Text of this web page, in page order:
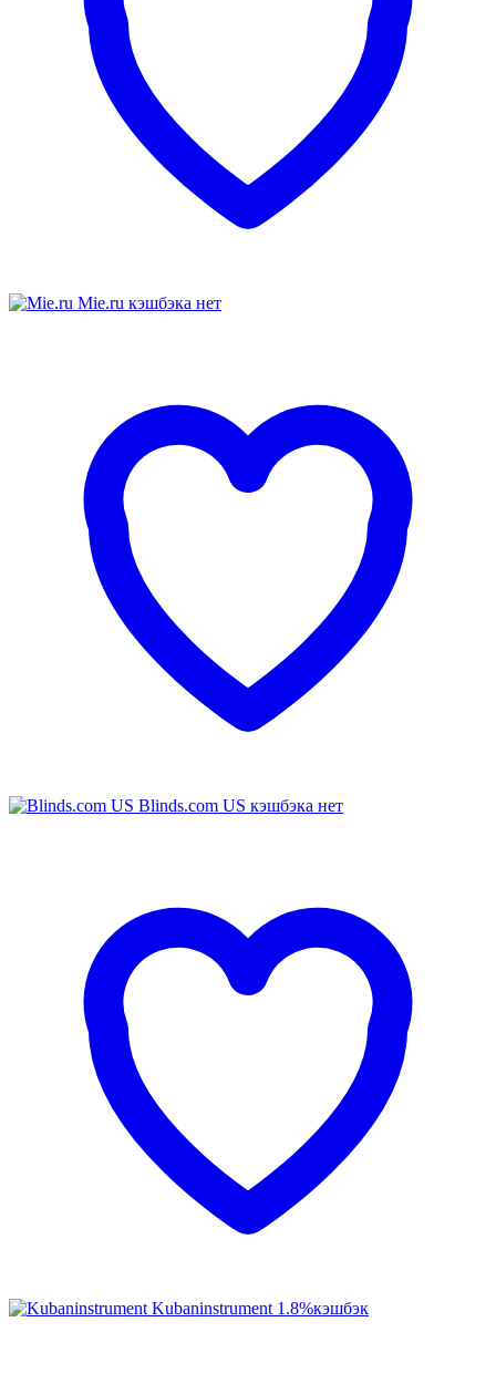
Mie.ru кэшбэка нет
Blinds.com US кэшбэка нет
Kubaninstrument 1.8%кэшбэк